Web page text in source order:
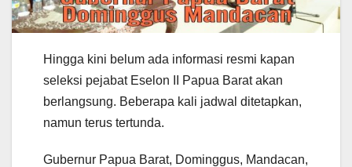
Hingga kini belum ada informasi resmi kapan
seleksi pejabat Eselon II Papua Barat akan
berlangsung. Beberapa kali jadwal ditetapkan,
namun terus tertunda.
Gubernur Papua Barat, Dominggus, Mandacan,